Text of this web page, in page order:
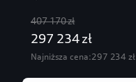
407 170 zł
297 234 zł
Najniższa cena:297 234 zł